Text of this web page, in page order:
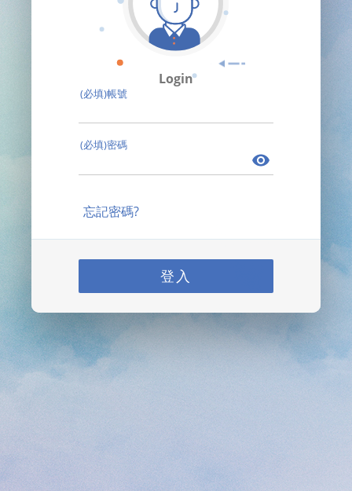
Login
(必填)帳號
(必填)密碼
忘記密碼?
登入